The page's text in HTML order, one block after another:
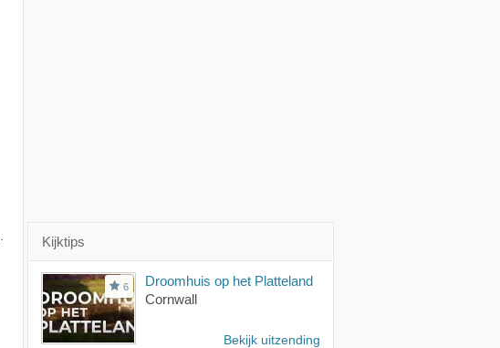
Kijktips
6
Droomhuis op het Platteland
Cornwall
Bekijk uitzending